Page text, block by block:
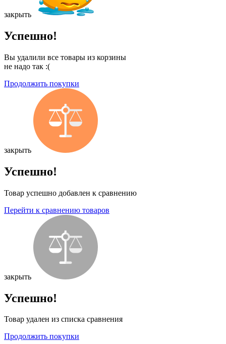
закрыть
Успешно!
Вы удалили все товары из корзины
не надо так :(
Продолжить покупки
закрыть
Успешно!
Товар успешно добавлен к сравнению
Перейти к сравнению товаров
закрыть
Успешно!
Товар удален из списка сравнения
Продолжить покупки